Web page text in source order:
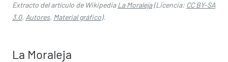
Extracto del artículo de WikipediaLa Moraleja(Licencia: CC BY-SA
3.0, Autores, Material gráfico).
La Moraleja